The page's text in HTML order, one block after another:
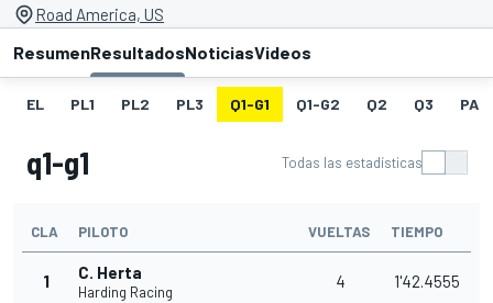
Road America, US
ResumenResultadosNoticiasVideos
EL PL1 PL2 PL3 Q1-G1 Q1-G2 Q2 Q3
q1-g1 Todas las estadísticas
CLA PILOTO VUELTAS TIEMPO
1 C. Herta
Harding Racing
4 1'42.4555